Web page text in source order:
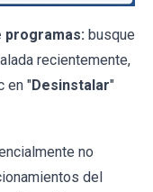
programas: busque
recientemente,
en "Desinstalar"
no
del